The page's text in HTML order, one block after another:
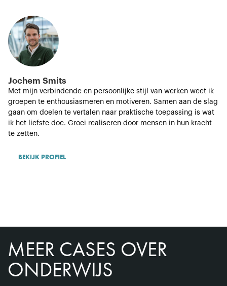
Jochem Smits
Met mijn verbindende en persoonlijke stijl van werken weet ik
groepen te enthousiasmeren en motiveren. Samen aan de slag
gaan om doelen te vertalen naar praktische toepassing is wat
ik het liefste doe. Groei realiseren door mensen in hun kracht
te zetten.
BEKIJK PROFIEL
MEER CASES OVER
ONDERWIJS